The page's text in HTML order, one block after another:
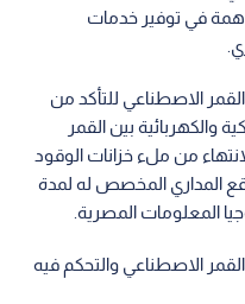
في توفير خدمات
الاصطناعي للتأكد من
والكهربائية بين القمر
من ملء خزانات الوقود
المداري المخصص له لمدة
الاصطناعي والتحكم فيه